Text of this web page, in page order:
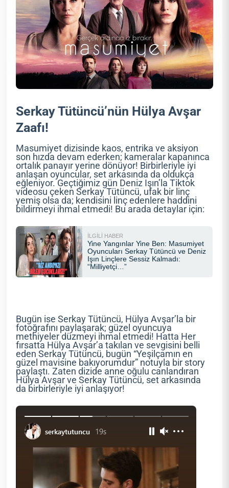
Serkay Tütüncü’nün Hülya Avşar
Zaafı!
Masumiyet dizisinde kaos, entrika ve aksiyon
son hızda devam ederken; kameralar kapanınca
ortalık panayır yerine dönüyor! Birbirleriyle iyi
anlaşan oyuncular, set arkasında da oldukça
eğleniyor. Geçtiğimiz gün Deniz Işın’la Tiktok
videosu çeken Serkay Tütüncü, ufak bir linç
yemiş olsa da; kendisini linç edenlere haddini
bildirmeyi ihmal etmedi! Bu arada detaylar için:
Bugün ise Serkay Tütüncü, Hülya Avşar’la bir
fotoğrafını paylaşarak; güzel oyuncuya
methiyeler düzmeyi ihmal etmedi! Hatta Her
fırsatta Hülya Avşar’a takılan ve sevgisini belli
eden Serkay Tütüncü, bugün “Yeşilçamın en
güzel mavisine bakıyorumdur” notuyla bir story
paylaştı. Zaten dizide anne oğulu canlandıran
Hülya Avşar ve Serkay Tütüncü, set arkasında
da birbirleriyle iyi anlaşıyor!